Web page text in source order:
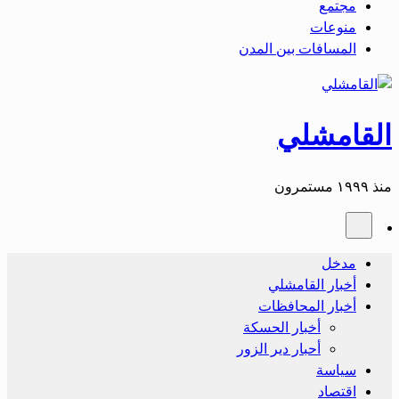
مجتمع
منوعات
المسافات بين المدن
القامشلي
منذ ١٩٩٩ مستمرون
مدخل
أخبار القامشلي
أخبار المحافظات
أخبار الحسكة
أحبار دير الزور
سياسة
اقتصاد